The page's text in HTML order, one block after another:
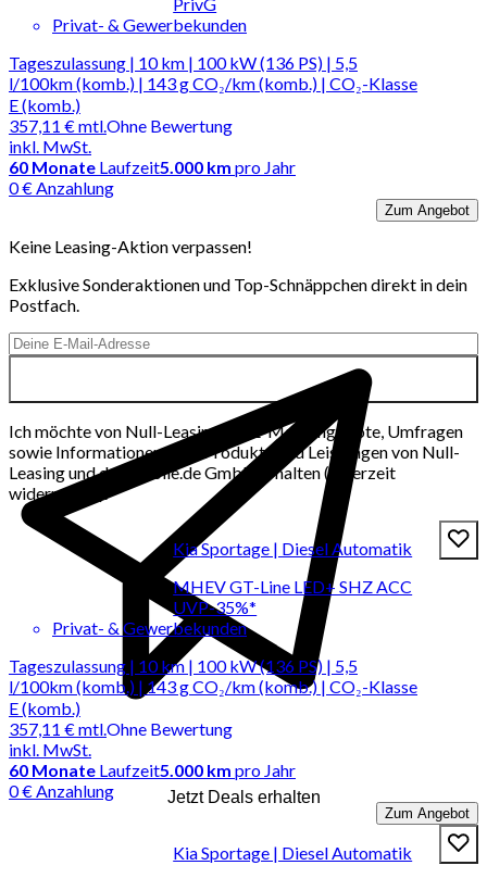
Privat- & Gewerbekunden
Tageszulassung | 10 km | 100 kW (136 PS) | 5,5
l/100km (komb.) | 143 g CO₂/km (komb.) | CO₂-Klasse
E (komb.)
357,11 €mtl.
inkl. MwSt.
Ohne Bewertung
60 Monate Laufzeit5.000 km pro Jahr
0 € Anzahlung
Zum Angebot
Keine Leasing-Aktion verpassen!
Exklusive Sonderaktionen und Top-Schnäppchen direkt in dein
Postfach.
Jetzt Deals erhalten
Ich möchte von Null-Leasing per E-Mail Angebote, Umfragen
sowie Informationen über Produkte und Leistungen von Null-
Leasing und der mobile.de GmbH erhalten (jederzeit
widerrufbar).
Kia Sportage | Diesel Automatik
MHEV GT-Line LED+ SHZ ACC
UVP-35%*
Privat- & Gewerbekunden
Tageszulassung | 10 km | 100 kW (136 PS) | 5,5
l/100km (komb.) | 143 g CO₂/km (komb.) | CO₂-Klasse
E (komb.)
357,11 €mtl.
inkl. MwSt.
Ohne Bewertung
60 Monate Laufzeit5.000 km pro Jahr
0 € Anzahlung
Zum Angebot
Kia Sportage | Diesel Automatik